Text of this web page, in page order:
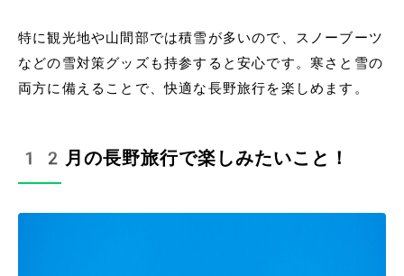
特に観光地や山間部では積雪が多いので、スノーブーツ
などの雪対策グッズも持参すると安心です。寒さと雪の
両方に備えることで、快適な長野旅行を楽しめます。
12月の長野旅行で楽しみたいこと！